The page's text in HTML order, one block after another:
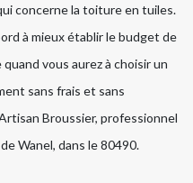
concerne la toiture en tuiles.
à mieux établir le budget de
vous aurez à choisir un
sans frais et sans
Broussier, professionnel
Wanel, dans le 80490.